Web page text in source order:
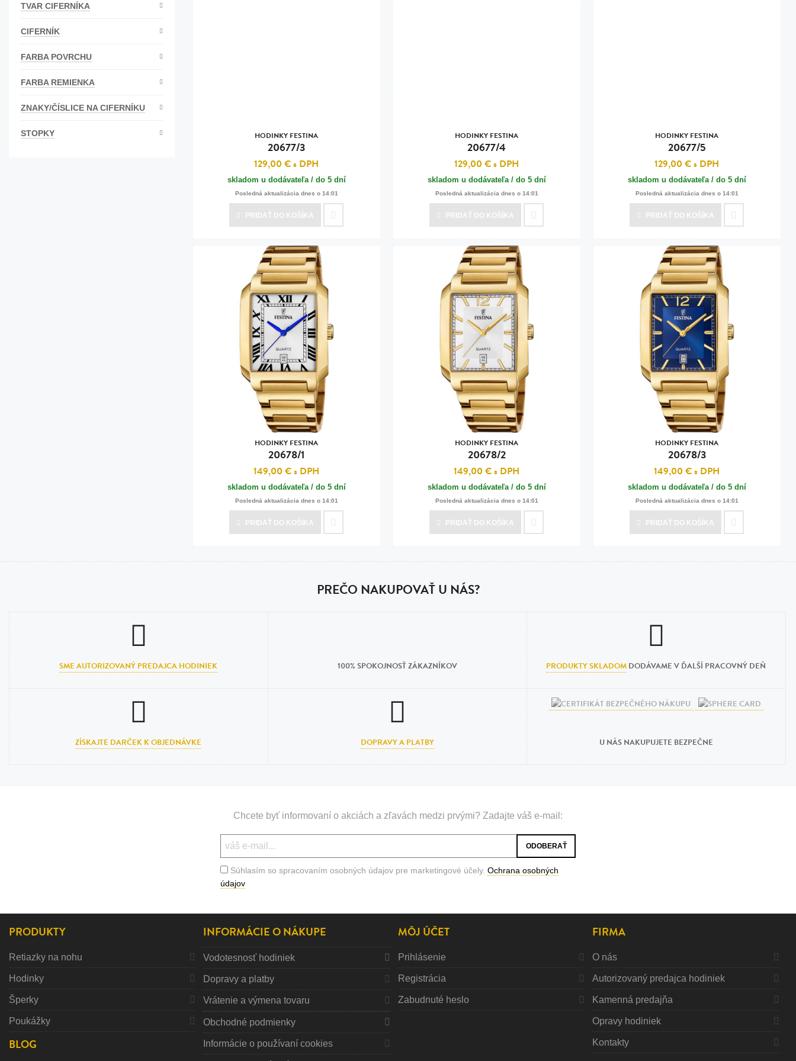
TVAR CIFERNÍKA
CIFERNÍK
FARBA POVRCHU
FARBA REMIENKA
ZNAKY/ČÍSLICE NA CIFERNÍKU
STOPKY HODINKY FESTINA
20677/3
129,00 €s DPH
skladom u dodávateľa / do 5 dní
Posledná aktualizácia dnes o 14:01
PRIDAŤ DO KOŠÍKA
HODINKY FESTINA
20677/4
129,00 €s DPH
skladom u dodávateľa / do 5 dní
Posledná aktualizácia dnes o 14:01
PRIDAŤ DO KOŠÍKA
HODINKY FESTINA
20677/5
129,00 €s DPH
skladom u dodávateľa / do 5 dní
Posledná aktualizácia dnes o 14:01
PRIDAŤ DO KOŠÍKA
HODINKY FESTINA
20678/1
149,00 €s DPH
skladom u dodávateľa / do 5 dní
Posledná aktualizácia dnes o 14:01
PRIDAŤ DO KOŠÍKA
HODINKY FESTINA
20678/2
149,00 €s DPH
skladom u dodávateľa / do 5 dní
Posledná aktualizácia dnes o 14:01
PRIDAŤ DO KOŠÍKA
HODINKY FESTINA
20678/3
149,00 €s DPH
skladom u dodávateľa / do 5 dní
Posledná aktualizácia dnes o 14:01
PRIDAŤ DO KOŠÍKA
PREČO NAKUPOVAŤ U NÁS?
SME AUTORIZOVANÝ PREDAJCA HODINIEK 100% SPOKOJNOSŤ ZÁKAZNÍKOV PRODUKTY SKLADOM DODÁVAME V ĎALŠÍ PRACOVNÝ DEŇ
ZÍSKAJTE DARČEK K OBJEDNÁVKE DOPRAVY A PLATBY U NÁS NAKUPUJETE BEZPEČNE
Chcete byť informovaní o akciách a zľavách medzi prvými? Zadajte váš e-mail:
Súhlasím so spracovaním osobných údajov pre marketingové účely. Ochrana osobných
údajov
PRODUKTY
Retiazky na nohu
Hodinky
Šperky
Poukážky
BLOG
INFORMÁCIE O NÁKUPE
Vodotesnosť hodiniek
Dopravy a platby
Vrátenie a výmena tovaru
Obchodné podmienky
Informácie o používaní cookies
MÔJ ÚČET
Prihlásenie
Registrácia
Zabudnuté heslo
FIRMA
O nás
Autorizovaný predajca hodiniek
Kamenná predajňa
Opravy hodiniek
Kontakty